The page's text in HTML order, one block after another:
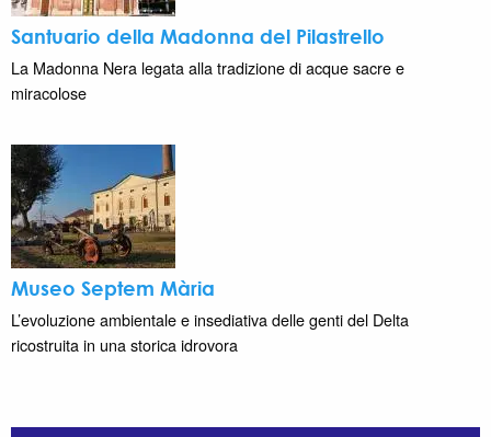
Santuario della Madonna del Pilastrello
La Madonna Nera legata alla tradizione di acque sacre e
miracolose
Museo Septem Mària
L’evoluzione ambientale e insediativa delle genti del Delta
ricostruita in una storica idrovora